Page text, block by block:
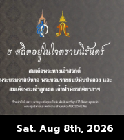
Sat. Aug 8th, 2026